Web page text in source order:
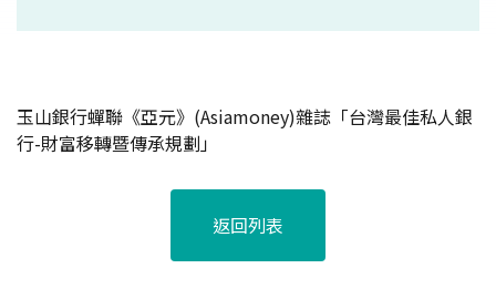
玉山銀行蟬聯《亞元》(Asiamoney)雜誌「台灣最佳私人銀
行-財富移轉暨傳承規劃」
返回列表